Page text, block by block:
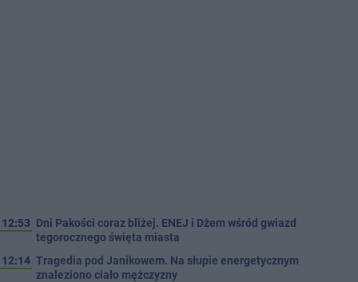
12:53 Dni Pakości coraz bliżej. ENEJ i Dżem wśród gwiazd
tegorocznego święta miasta
12:14 Tragedia pod Janikowem. Na słupie energetycznym
znaleziono ciało mężczyzny